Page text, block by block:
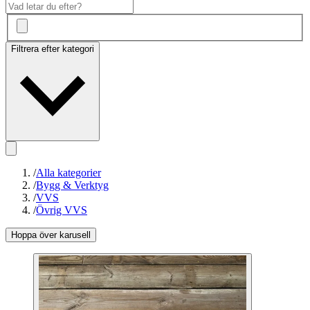
Filtrera efter kategori
/Alla kategorier
/Bygg & Verktyg
/VVS
/Övrig VVS
Hoppa över karusell